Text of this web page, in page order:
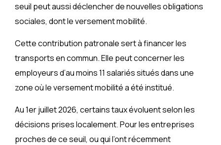
seuil peut aussi déclencher de nouvelles obligations
sociales, dont le versement mobilité.
Cette contribution patronale sert à financer les
transports en commun. Elle peut concerner les
employeurs d’au moins 11 salariés situés dans une
zone où le versement mobilité a été institué.
Au 1er juillet 2026, certains taux évoluent selon les
décisions prises localement. Pour les entreprises
proches de ce seuil, ou qui l’ont récemment